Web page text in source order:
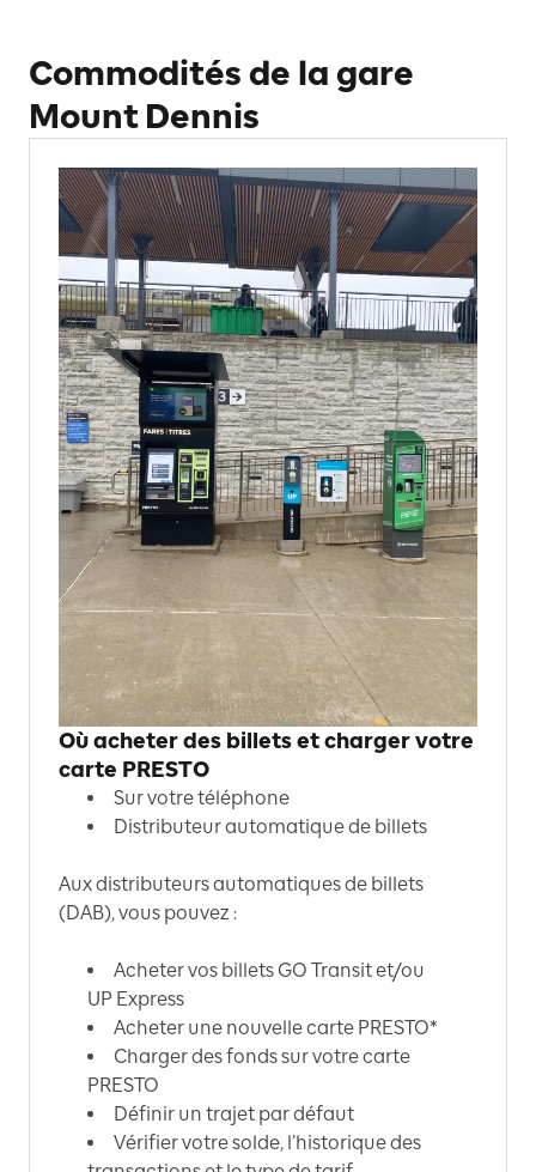
Commodités de la gare
Mount Dennis
Où acheter des billets et charger votre
carte PRESTO
Sur votre téléphone
Distributeur automatique de billets
Aux distributeurs automatiques de billets
(DAB), vous pouvez :
Acheter vos billets GO Transit et/ou
UP Express
Acheter une nouvelle carte PRESTO*
Charger des fonds sur votre carte
PRESTO
Définir un trajet par défaut
Vérifier votre solde, l’historique des